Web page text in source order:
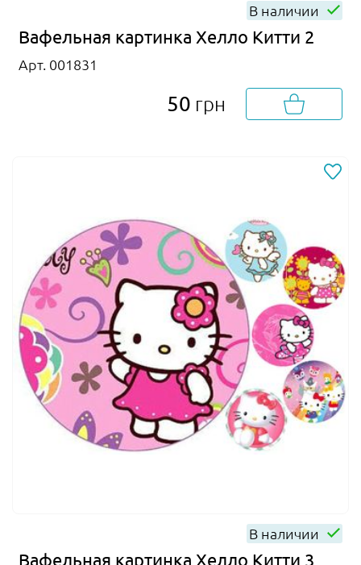
В наличии
Вафельная картинка Хелло Китти 2
Арт. 001831
50 грн
В наличии
Вафельная картинка Хелло Китти 3